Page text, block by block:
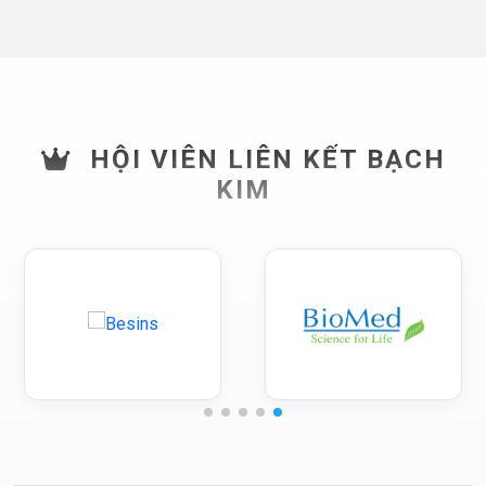
HỘI VIÊN LIÊN KẾT BẠCH
KIM